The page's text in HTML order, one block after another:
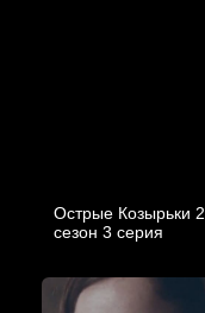
Острые Козырьки 2
cезон 3 cерия